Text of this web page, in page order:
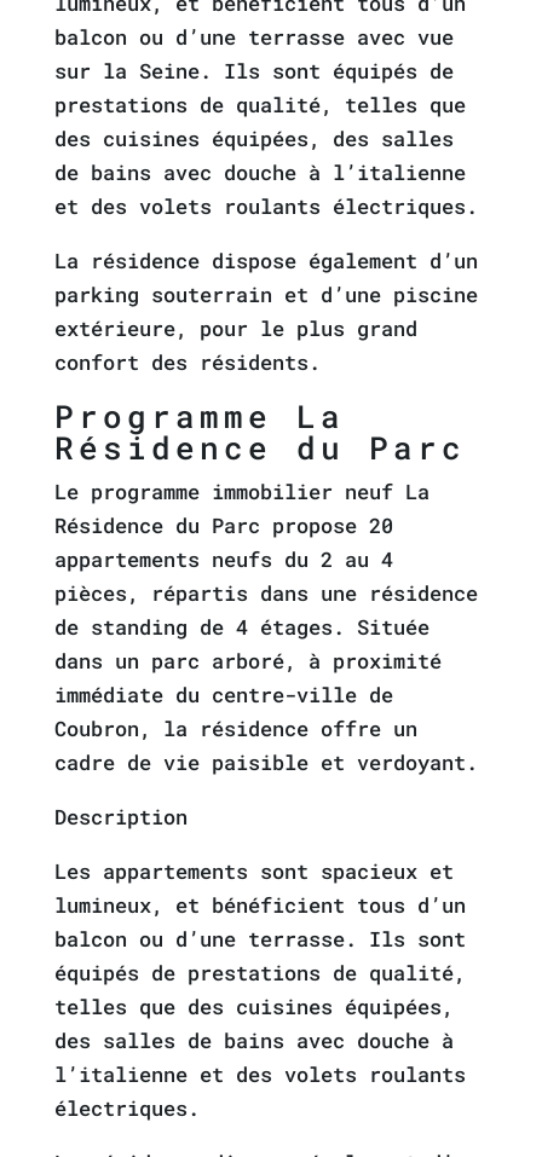
balcon ou d’une terrasse avec vue
sur la Seine. Ils sont équipés de
prestations de qualité, telles que
des cuisines équipées, des salles
de bains avec douche à l’italienne
et des volets roulants électriques.
La résidence dispose également d’un
parking souterrain et d’une piscine
extérieure, pour le plus grand
confort des résidents.
Programme La
Résidence du Parc
Le programme immobilier neuf La
Résidence du Parc propose 20
appartements neufs du 2 au 4
pièces, répartis dans une résidence
de standing de 4 étages. Située
dans un parc arboré, à proximité
immédiate du centre-ville de
Coubron, la résidence offre un
cadre de vie paisible et verdoyant.
Description
Les appartements sont spacieux et
lumineux, et bénéficient tous d’un
balcon ou d’une terrasse. Ils sont
équipés de prestations de qualité,
telles que des cuisines équipées,
des salles de bains avec douche à
l’italienne et des volets roulants
électriques.